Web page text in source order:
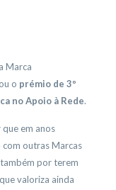
Marca
o prémio de 3º
no Apoio à Rede.
em anos
outras Marcas
por terem
valoriza ainda